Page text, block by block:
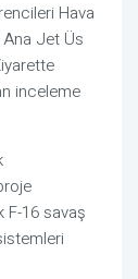
Hava
Ana Jet Üs
inceleme
F-16 savaş